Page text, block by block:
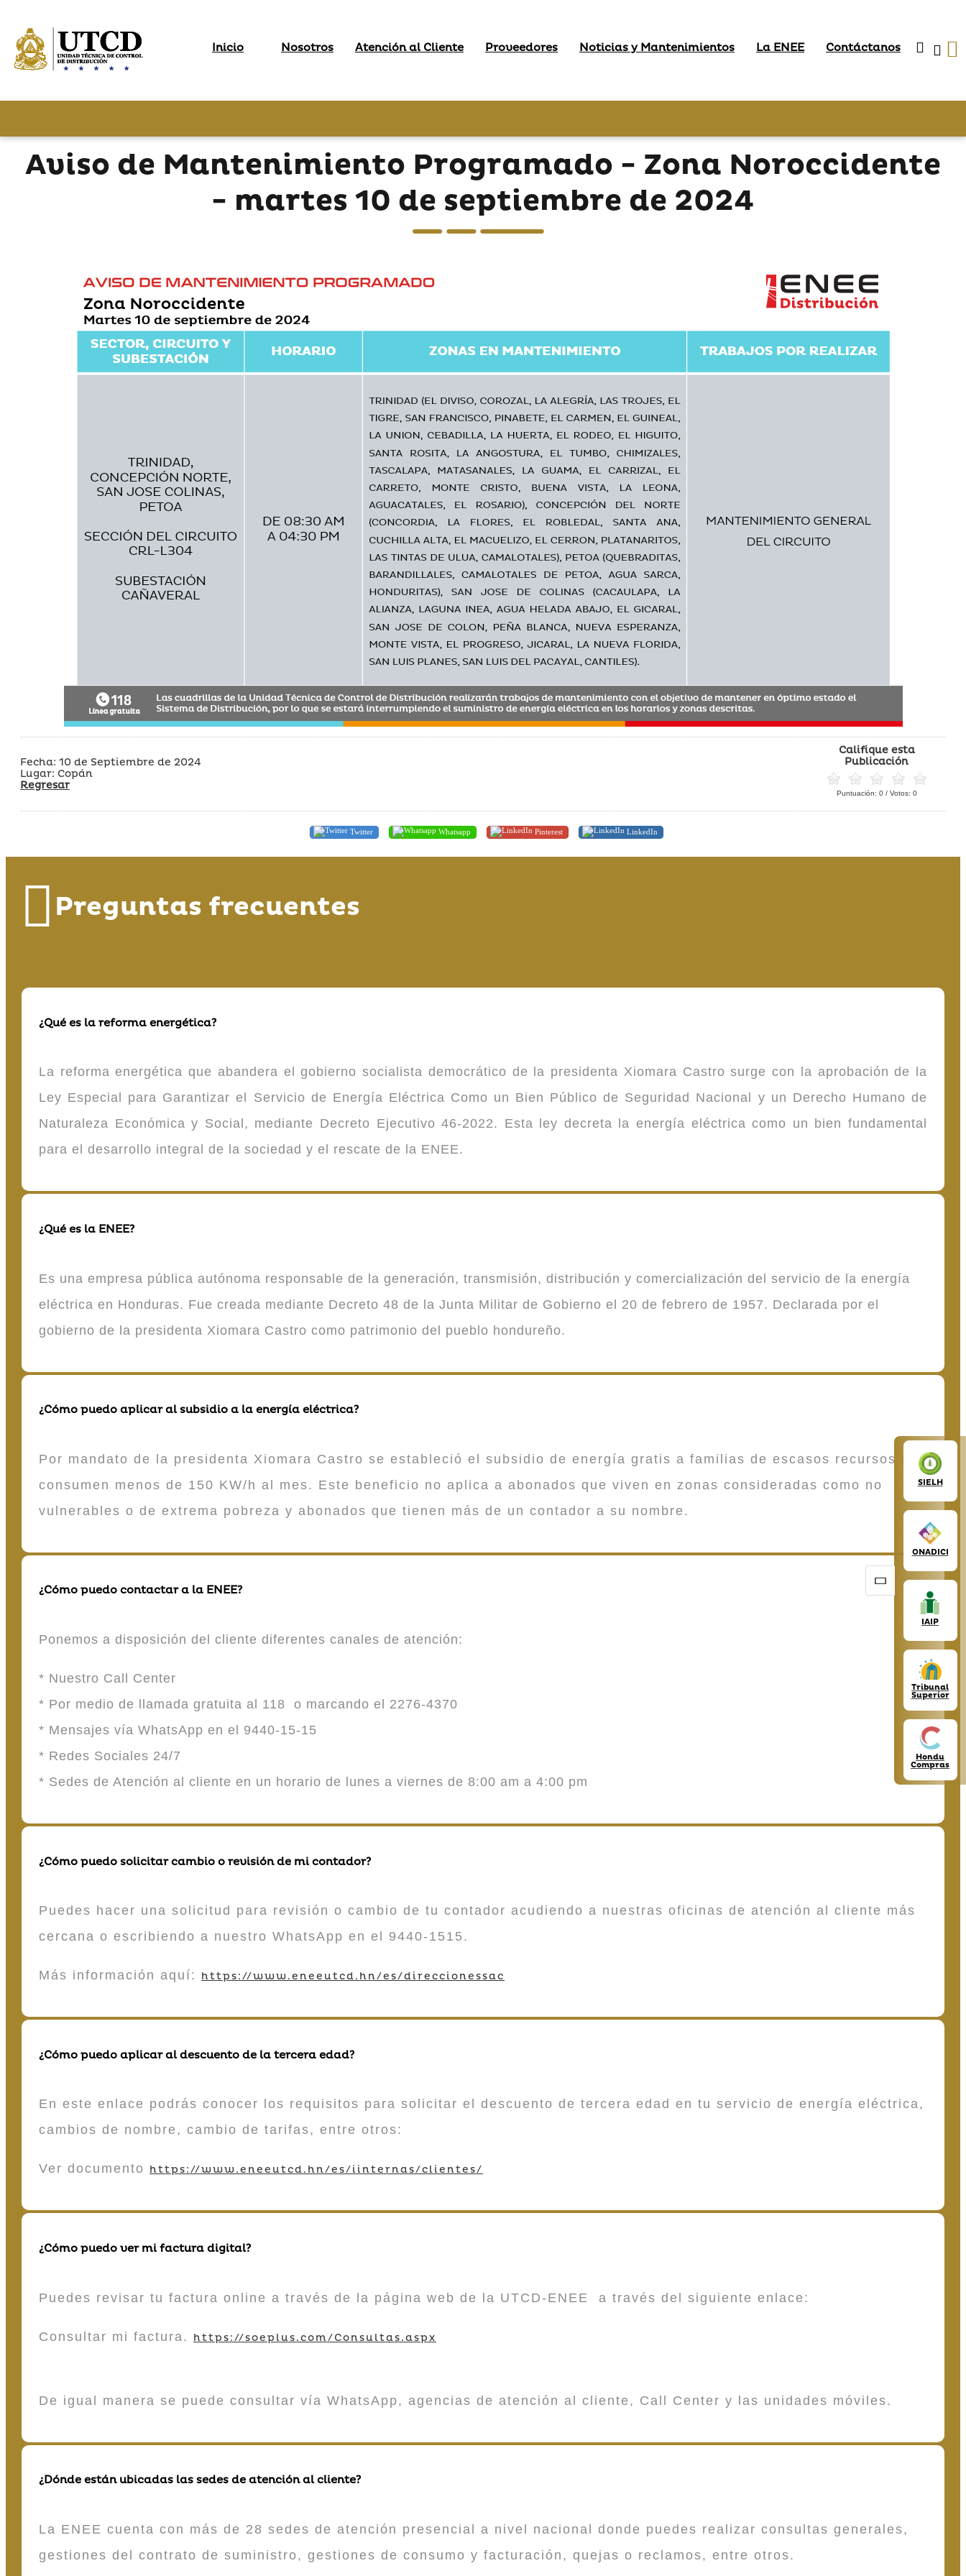
Inicio Nosotros Atención al Cliente Proveedores Noticias y Mantenimientos La ENEE Contáctanos
SIELH
ONADICI
IAIP
Tribunal
Superior
Hondu
Compras
Aviso de Mantenimiento Programado - Zona Noroccidente
- martes 10 de septiembre de 2024
Fecha: 10 de Septiembre de 2024
Lugar: Copán
Regresar
Califique esta
Publicación
Puntuación: 0/ Votos: 0
Twitter Whatsapp Pinterest LinkedIn
Preguntas frecuentes
¿Qué es la reforma energética?
La reforma energética que abandera el gobierno socialista democrático de la presidenta Xiomara Castro surge con la aprobación de la
Ley Especial para Garantizar el Servicio de Energía Eléctrica Como un Bien Público de Seguridad Nacional y un Derecho Humano de
Naturaleza Económica y Social, mediante Decreto Ejecutivo 46-2022. Esta ley decreta la energía eléctrica como un bien fundamental
para el desarrollo integral de la sociedad y el rescate de la ENEE.
¿Qué es la ENEE?
Es una empresa pública autónoma responsable de la generación, transmisión, distribución y comercialización del servicio de la energía
eléctrica en Honduras. Fue creada mediante Decreto 48 de la Junta Militar de Gobierno el 20 de febrero de 1957. Declarada por el
gobierno de la presidenta Xiomara Castro como patrimonio del pueblo hondureño.
¿Cómo puedo aplicar al subsidio a la energía eléctrica?
Por mandato de la presidenta Xiomara Castro se estableció el subsidio de energía gratis a familias de escasos recursos que
consumen menos de 150 KW/h al mes. Este beneficio no aplica a abonados que viven en zonas consideradas como no
vulnerables o de extrema pobreza y abonados que tienen más de un contador a su nombre.
¿Cómo puedo contactar a la ENEE?
Ponemos a disposición del cliente diferentes canales de atención:
* Nuestro Call Center
* Por medio de llamada gratuita al 118 o marcando el 2276-4370
* Mensajes vía WhatsApp en el 9440-15-15
* Redes Sociales 24/7
* Sedes de Atención al cliente en un horario de lunes a viernes de 8:00 am a 4:00 pm
¿Cómo puedo solicitar cambio o revisión de mi contador?
Puedes hacer una solicitud para revisión o cambio de tu contador acudiendo a nuestras oficinas de atención al cliente más
cercana o escribiendo a nuestro WhatsApp en el 9440-1515.
Más información aquí: https://www.eneeutcd.hn/es/direccionessac
¿Cómo puedo aplicar al descuento de la tercera edad?
En este enlace podrás conocer los requisitos para solicitar el descuento de tercera edad en tu servicio de energía eléctrica,
cambios de nombre, cambio de tarifas, entre otros:
Ver documento https://www.eneeutcd.hn/es/iinternas/clientes/
¿Cómo puedo ver mi factura digital?
Puedes revisar tu factura online a través de la página web de la UTCD-ENEE a través del siguiente enlace:
Consultar mi factura. https://soeplus.com/Consultas.aspx
De igual manera se puede consultar vía WhatsApp, agencias de atención al cliente, Call Center y las unidades móviles.
¿Dónde están ubicadas las sedes de atención al cliente?
La ENEE cuenta con más de 28 sedes de atención presencial a nivel nacional donde puedes realizar consultas generales,
gestiones del contrato de suministro, gestiones de consumo y facturación, quejas o reclamos, entre otros.